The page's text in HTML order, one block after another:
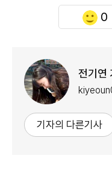
0
전기연
기자의 다른기사